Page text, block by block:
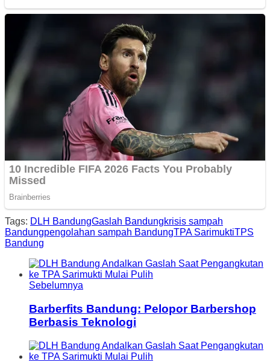
Tags: DLH BandungGaslah Bandungkrisis sampah
Bandungpengolahan sampah BandungTPA SarimuktiTPS
Bandung
Sebelumnya
Barberfits Bandung: Pelopor Barbershop
Berbasis Teknologi